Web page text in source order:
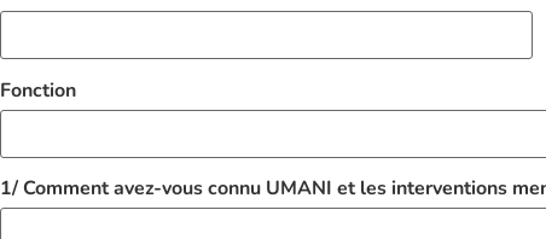
Fonction
1/ Comment avez-vous connu UMANI et les interventions